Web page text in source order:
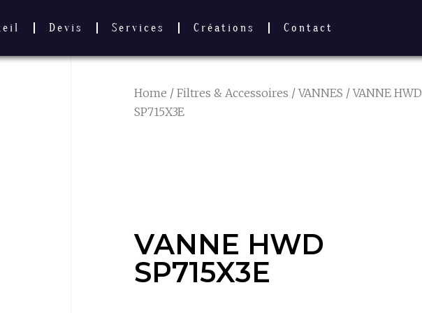
Devis Services Créations Contact
Home / Filtres & Accessoires /VANNES / VANNE HWD
SP715X3E
VANNE HWD
SP715X3E